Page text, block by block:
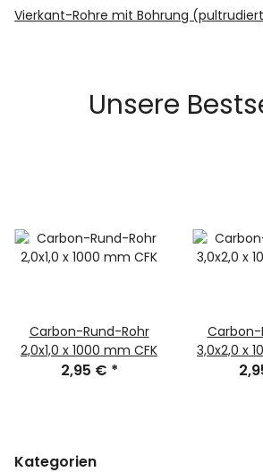
Vierkant-Rohre mit Bohrung
Unsere
Carbon-Rund-Rohr
2,0x1,0 x 1000 mm CFK
2,95 € *
Carbon-
3,0x2,0 x
Kategorien